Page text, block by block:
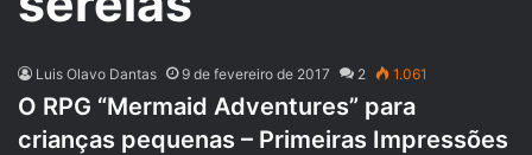
Luis Olavo Dantas 9 de fevereiro de 2017 2 1.061
O RPG “Mermaid Adventures” para
crianças pequenas – Primeiras Impressões